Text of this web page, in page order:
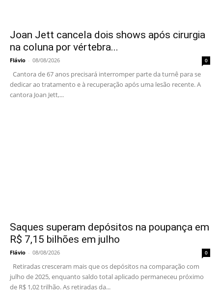
Joan Jett cancela dois shows após cirurgia
na coluna por vértebra...
Flávio - 08/08/2026 0
Cantora de 67 anos precisará interromper parte da turnê para se
dedicar ao tratamento e à recuperação após uma lesão recente. A
cantora Joan Jett,...
Saques superam depósitos na poupança em
R$ 7,15 bilhões em julho
Flávio - 08/08/2026 0
Retiradas cresceram mais que os depósitos na comparação com
julho de 2025, enquanto saldo total aplicado permaneceu próximo
de R$ 1,02 trilhão. As retiradas da...